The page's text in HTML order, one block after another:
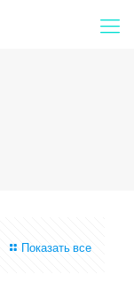
Показать все